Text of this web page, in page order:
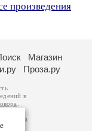
произведения
Магазин
Проза.ру
в